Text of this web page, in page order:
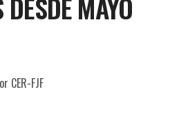
CER-FJF